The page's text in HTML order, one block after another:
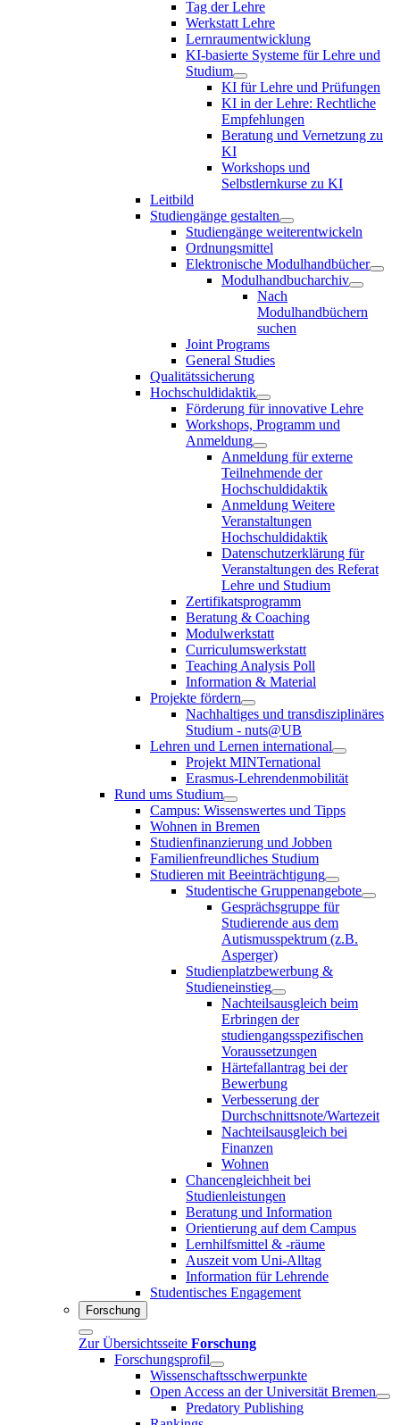
Tag der Lehre
Werkstatt Lehre
Lernraumentwicklung
KI-basierte Systeme für Lehre und
Studium
KI für Lehre und Prüfungen
KI in der Lehre: Rechtliche
Empfehlungen
Beratung und Vernetzung zu
KI
Workshops und
Selbstlernkurse zu KI
Leitbild
Studiengänge gestalten
Studiengänge weiterentwickeln
Ordnungsmittel
Elektronische Modulhandbücher
Modulhandbucharchiv
Nach
Modulhandbüchern
suchen
Joint Programs
General Studies
Qualitätssicherung
Hochschuldidaktik
Förderung für innovative Lehre
Workshops, Programm und
Anmeldung
Anmeldung für externe
Teilnehmende der
Hochschuldidaktik
Anmeldung Weitere
Veranstaltungen
Hochschuldidaktik
Datenschutzerklärung für
Veranstaltungen des Referat
Lehre und Studium
Zertifikatsprogramm
Beratung & Coaching
Modulwerkstatt
Curriculumswerkstatt
Teaching Analysis Poll
Information & Material
Projekte fördern
Nachhaltiges und transdisziplinäres
Studium - nuts@UB
Lehren und Lernen international
Projekt MINTernational
Erasmus-Lehrendenmobilität
Rund ums Studium
Campus: Wissenswertes und Tipps
Wohnen in Bremen
Studienfinanzierung und Jobben
Familienfreundliches Studium
Studieren mit Beeinträchtigung
Studentische Gruppenangebote
Gesprächsgruppe für
Studierende aus dem
Autismusspektrum (z.B.
Asperger)
Studienplatzbewerbung &
Studieneinstieg
Nachteilsausgleich beim
Erbringen der
studiengangsspezifischen
Voraussetzungen
Härtefallantrag bei der
Bewerbung
Verbesserung der
Durchschnittsnote/Wartezeit
Nachteilsausgleich bei
Finanzen
Wohnen
Chancengleichheit bei
Studienleistungen
Beratung und Information
Orientierung auf dem Campus
Lernhilfsmittel & -räume
Auszeit vom Uni-Alltag
Information für Lehrende
Studentisches Engagement
Forschung
Zur Übersichtsseite Forschung
Forschungsprofil
Wissenschaftsschwerpunkte
Open Access an der Universität Bremen
Predatory Publishing